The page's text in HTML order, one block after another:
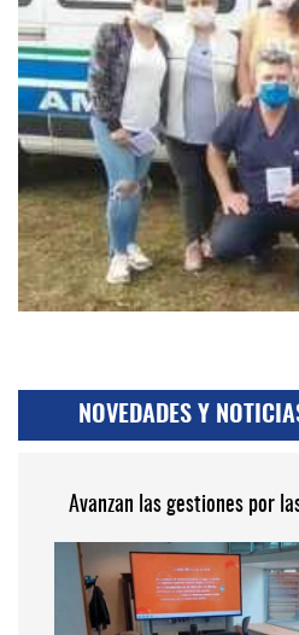
NOVEDADES Y
Avanzan las gestiones por